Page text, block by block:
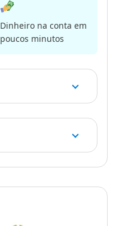
Dinheiro na conta em
poucos minutos